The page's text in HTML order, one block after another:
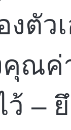
ตัว
คุณ
–